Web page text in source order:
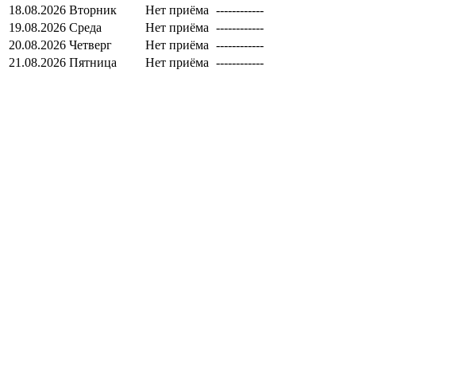
18.08.2026 Вторник Нет приёма ------------
19.08.2026 Среда Нет приёма ------------
20.08.2026 Четверг Нет приёма ------------
21.08.2026 Пятница Нет приёма ------------